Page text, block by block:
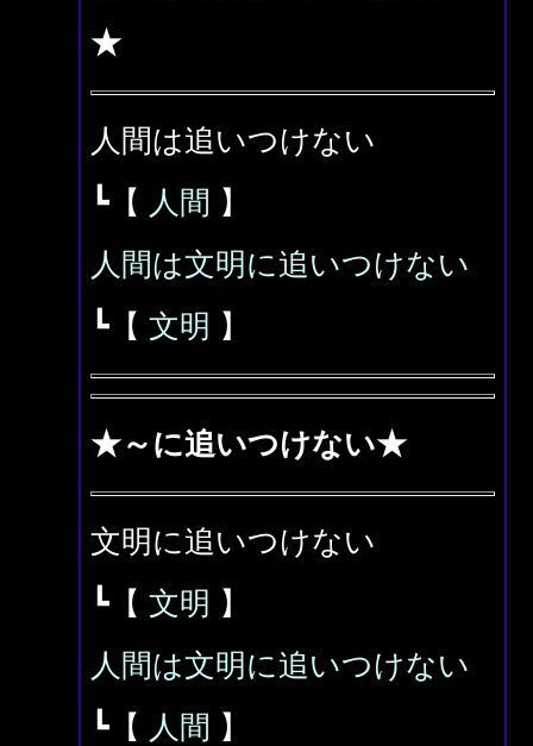
★
人間は追いつけない
┗【 人間 】
人間は文明に追いつけない
┗【 文明 】
★～に追いつけない★
文明に追いつけない
┗【 文明 】
人間は文明に追いつけない
┗【 人間 】